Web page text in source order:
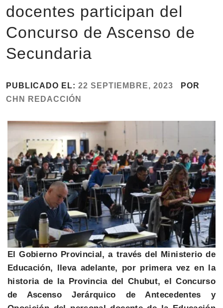
docentes participan del
Concurso de Ascenso de
Secundaria
PUBLICADO EL: 22 SEPTIEMBRE, 2023
POR
CHN REDACCIÓN
El Gobierno Provincial, a través del Ministerio de
Educación, lleva adelante, por primera vez en la
historia de la Provincia del Chubut, el Concurso
de Ascenso Jerárquico de Antecedentes y